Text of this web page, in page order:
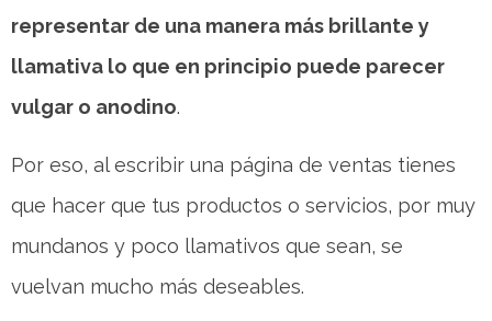
representar de una manera más brillante y
llamativa lo que en principio puede parecer
vulgar o anodino.
Por eso, al escribir una página de ventas tienes
que hacer que tus productos o servicios, por muy
mundanos y poco llamativos que sean, se
vuelvan mucho más deseables.